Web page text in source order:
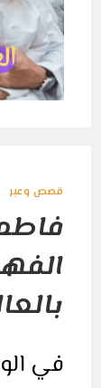
قصص وعبر
في